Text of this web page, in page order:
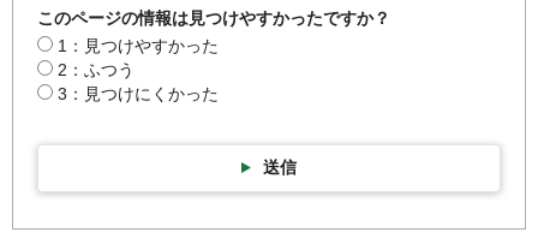
このページの情報は見つけやすかったですか？
1：見つけやすかった
2：ふつう
3：見つけにくかった
送信